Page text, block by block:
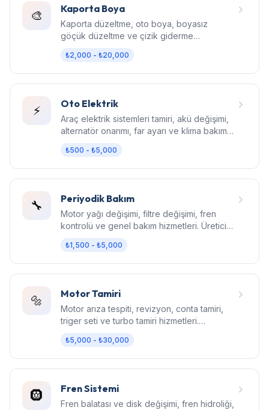
🎨 Kaporta Boya
Kaporta düzeltme, oto boya, boyasız
göçük düzeltme ve çizik giderme
₺2,000 - ₺20,000
⚡ Oto Elektrik
Araç elektrik sistemleri tamiri, akü değişimi,
alternatör onarımı, far ayarı ve klima bakım
₺500 - ₺5,000
🔧 Periyodik Bakım
Motor yağı değişimi, filtre değişimi, fren
kontrolü ve genel bakım hizmetleri. Üretici
₺1,500 - ₺5,000
🔩 Motor Tamiri
Motor arıza tespiti, revizyon, conta tamiri,
triger seti ve turbo tamiri hizmetleri.
₺5,000 - ₺30,000
🛞 Fren Sistemi
Fren balatası ve disk değişimi, fren hidroliği,